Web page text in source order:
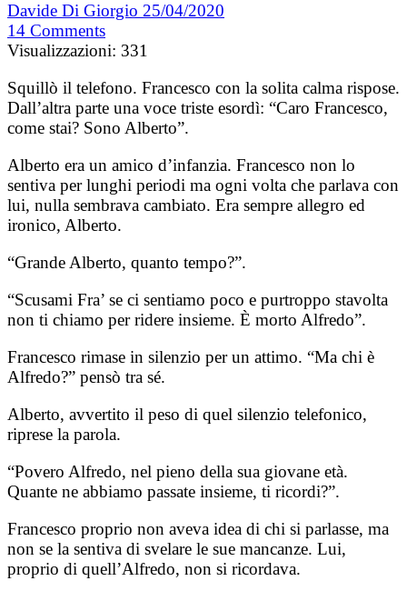
Davide Di Giorgio 25/04/2020
14 Comments
Visualizzazioni: 331
Squillò il telefono. Francesco con la solita calma rispose.
Dall’altra parte una voce triste esordì: “Caro Francesco,
come stai? Sono Alberto”.
Alberto era un amico d’infanzia. Francesco non lo
sentiva per lunghi periodi ma ogni volta che parlava con
lui, nulla sembrava cambiato. Era sempre allegro ed
ironico, Alberto.
“Grande Alberto, quanto tempo?”.
“Scusami Fra’ se ci sentiamo poco e purtroppo stavolta
non ti chiamo per ridere insieme. È morto Alfredo”.
Francesco rimase in silenzio per un attimo. “Ma chi è
Alfredo?” pensò tra sé.
Alberto, avvertito il peso di quel silenzio telefonico,
riprese la parola.
“Povero Alfredo, nel pieno della sua giovane età.
Quante ne abbiamo passate insieme, ti ricordi?”.
Francesco proprio non aveva idea di chi si parlasse, ma
non se la sentiva di svelare le sue mancanze. Lui,
proprio di quell’Alfredo, non si ricordava.